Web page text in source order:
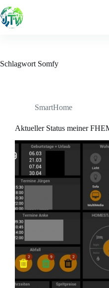
Inhalt
springen
Schlagwort Somfy
SmartHome
Aktueller Status meiner